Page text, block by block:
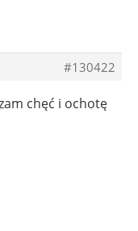
#130422
chęć i ochotę